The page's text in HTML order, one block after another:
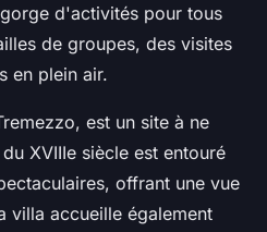
d'activités pour tous
de groupes, des visites
en plein air.
est un site à ne
XVIIIe siècle est entouré
offrant une vue
villa accueille également